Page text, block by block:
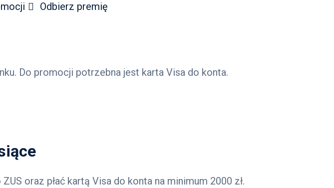
Odbierz premię
Do promocji potrzebna jest karta Visa do konta.
oraz płać kartą Visa do konta na minimum 2000 zł.